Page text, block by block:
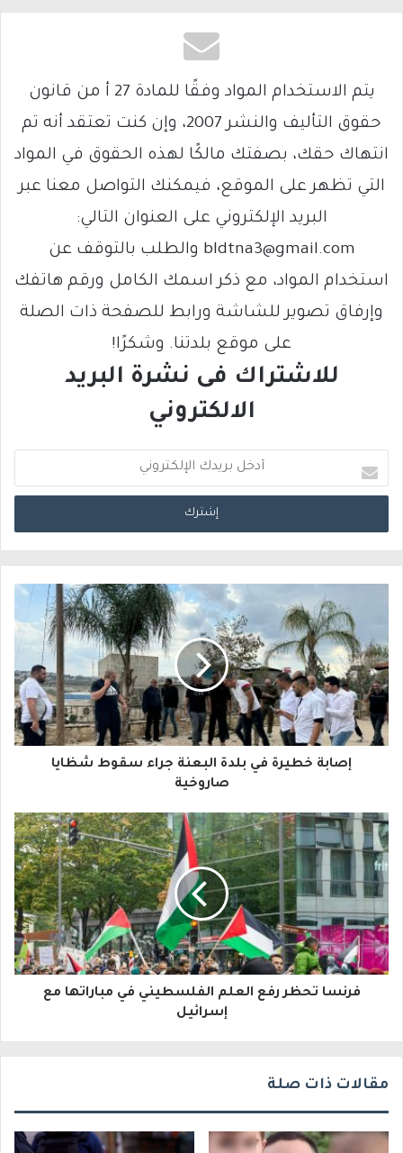
يتم الاستخدام المواد وفقًا للمادة 27 أ من قانون
حقوق التأليف والنشر 2007، وإن كنت تعتقد أنه تم
انتهاك حقك، بصفتك مالكًا لهذه الحقوق في المواد
التي تظهر على الموقع، فيمكنك التواصل معنا عبر
البريد الإلكتروني على العنوان التالي:
bldtna3@gmail.com والطلب بالتوقف عن
استخدام المواد، مع ذكر اسمك الكامل ورقم هاتفك
وإرفاق تصوير للشاشة ورابط للصفحة ذات الصلة
على موقع بلدتنا. وشكرًا!
للاشتراك فى نشرة البريد
الالكتروني
د
خ
ي
د
ك
ا
إ
ل
ك
ر
و
إصابة خطيرة في بلدة البعنة جراء سقوط شظايا
صاروخية
فرنسا تحظر رفع العلم الفلسطيني في مباراتها مع
إسرائيل
مقالات ذات صلة